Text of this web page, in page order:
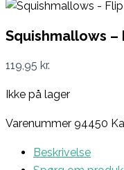
Squishmallows –
119,95 kr.
Ikke på lager
Varenummer 94450
Beskrivelse